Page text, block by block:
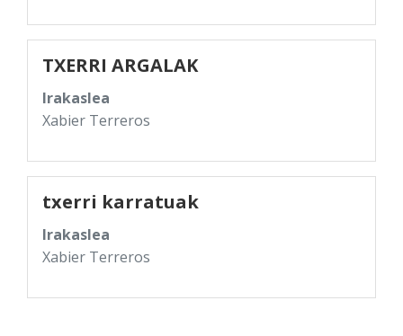
TXERRI ARGALAK
Irakaslea
Xabier Terreros
txerri karratuak
Irakaslea
Xabier Terreros